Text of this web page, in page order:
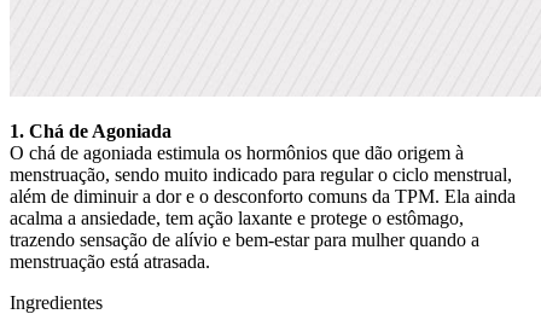
1. Chá de Agoniada
O chá de agoniada estimula os hormônios que dão origem à
menstruação, sendo muito indicado para regular o ciclo menstrual,
além de diminuir a dor e o desconforto comuns da TPM. Ela ainda
acalma a ansiedade, tem ação laxante e protege o estômago,
trazendo sensação de alívio e bem-estar para mulher quando a
menstruação está atrasada.
Ingredientes